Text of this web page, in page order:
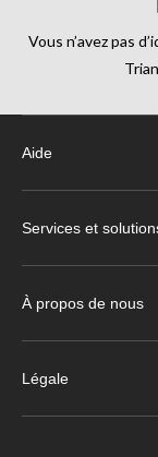
Vous n’avez pas
Aide
Services et
À propos de nous
Légale